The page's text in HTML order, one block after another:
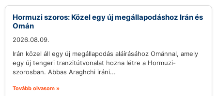
Hormuzi szoros: Közel egy új megállapodáshoz Irán és
Omán
2026.08.09.
Irán közel áll egy új megállapodás aláírásához Ománnal, amely
egy új tengeri tranzitútvonalat hozna létre a Hormuzi-
szorosban. Abbas Araghchi iráni...
Tovább olvasom »